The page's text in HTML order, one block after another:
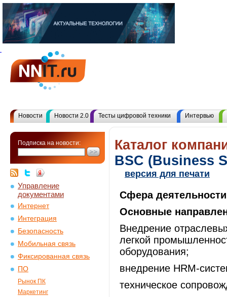
Новости Новости 2.0 Тесты цифровой техники Интервью
Подписка на новости:
Управление
документами
Интернет
Интеграция
Безопасность
Мобильная связь
Фиксированная связь
ПО
Рынок ПК
Маркетинг
Каталог
BSC (Business
версия для печати
Сфера
Основные
Внедрение
легкой
оборудования;
внедрение HRM-
техническое